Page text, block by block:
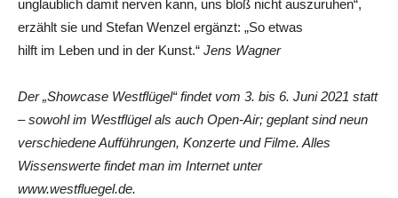
unglaublich damit nerven kann, uns bloß nicht auszuruhen“,
erzählt sie und Stefan Wenzel ergänzt: „So etwas
hilft im Leben und in der Kunst.“ Jens Wagner
Der „Showcase Westflügel“ findet vom 3. bis 6. Juni 2021 statt
– sowohl im Westflügel als auch Open-Air; geplant sind neun
verschiedene Aufführungen, Konzerte und Filme. Alles
Wissenswerte findet man im Internet unter
www.westfluegel.de.